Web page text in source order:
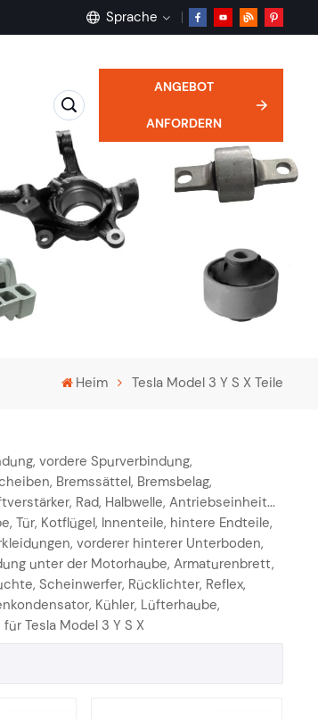
Sprache
English
français
Deutsch
русский
ANGEBOT
ANFORDERN
Heim Tesla Model 3 Y S X Teile
vordere Spurverbindung,
Bremssättel, Bremsbelag,
Rad, Halbwelle, Antriebseinheit...
Tür, Kotflügel, Innenteile, hintere Endteile,
vorderer hinterer Unterboden,
unter der Motorhaube, Armaturenbrett,
Scheinwerfer, Rücklichter, Reflex,
Kühler, Lüfterhaube,
Tesla Model 3 Y S X